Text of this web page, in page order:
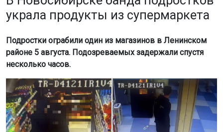
украла продукты из супермаркета
Подростки ограбили один из магазинов в Ленинском
районе 5 августа. Подозреваемых задержали спустя
несколько часов.